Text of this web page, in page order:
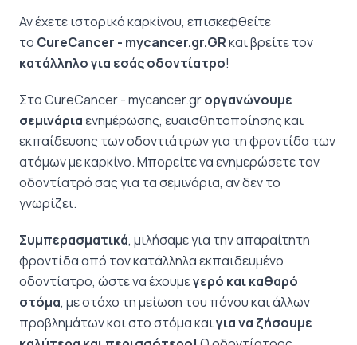
Αν έχετε ιστορικό καρκίνου, επισκεφθείτε
το CureCancer - mycancer.gr.GRκαι βρείτε τον
κατάλληλoγια εσάς οδοντίατρο!
Στο CureCancer - mycancer.grοργανώνουμε
σεμινάριαενημέρωσης, ευαισθητοποίησης και
εκπαίδευσης των οδοντιάτρων για τη φροντίδα των
ατόμων με καρκίνο. Μπορείτε να ενημερώσετε τον
οδοντίατρό σας για τα σεμινάρια, αν δεν το
γνωρίζει.
Συμπερασματικά, μιλήσαμε για την απαραίτητη
φροντίδα από τον κατάλληλα εκπαιδευμένο
οδοντίατρο, ώστε να έχουμεγερό και καθαρό
στόμα, με στόχο τη μείωση του πόνου και άλλων
προβλημάτων και στο στόμα καιγια να ζήσουμε